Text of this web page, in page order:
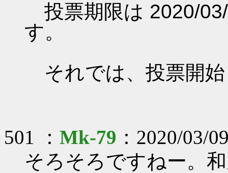
投票期限は 2020/
す。
それでは、投票開
501 ： Mk-79 ：2020/03/
そろそろですねー。